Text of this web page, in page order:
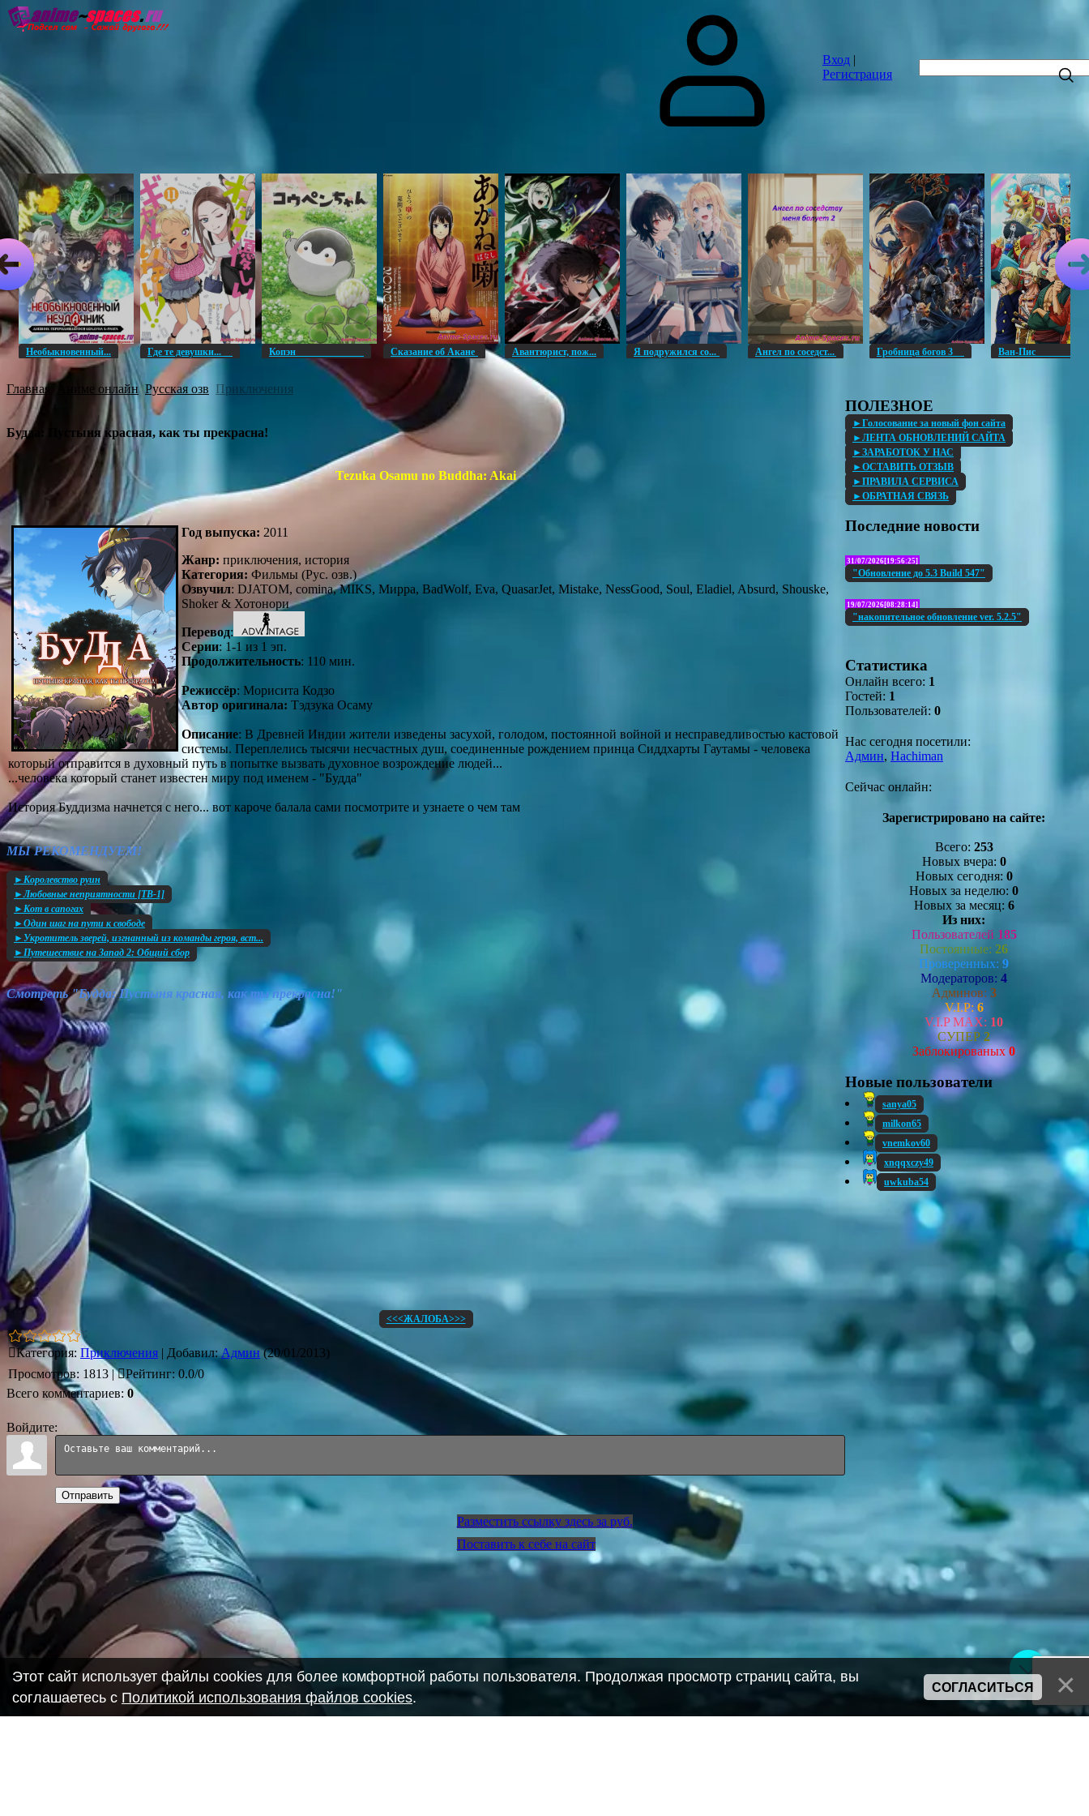
Вход |
Регистрация
Необыкновенный... Где те девушки... Копэн Сказание об Акане Авантюрист, пож... Я подружился со... Ангел по соседст... Гробница богов 3 Ван-
Главная Аниме онлайн Русская озв Приключения
Будда: Пустыня красная, как ты прекрасна!
Tezuka Osamu no Buddha: Akai
Год выпуска: 2011
Жанр: приключения, история
Категория: Фильмы (Рус. озв.)
Озвучил: DJATOM, comina, MIKS, Мирра, BadWolf, Eva, QuasarJet, Mistake, NessGood, Soul, Eladiel, Absurd, Shouske,
Shoker & Хотонори
Перевод:
Серии: 1-1 из 1 эп.
Продолжительность: 110 мин.
Режиссёр: Морисита Кодзо
Автор оригинала: Тэдзука Осаму
Описание: В Древней Индии жители изведены засухой, голодом, постоянной войной и несправедливостью кастовой
системы. Переплелись тысячи несчастных душ, соединенные рождением принца Сиддхарты Гаутамы - человека
который отправится в духовный путь в попытке вызвать духовное возрождение людей...
...человека который станет известен миру под именем - "Будда"
История Буддизма начнется с него... вот кароче балала сами посмотрите и узнаете о чем там
МЫ РЕКОМЕНДУЕМ!
►Королевство руин
►Любовные неприятности [ТВ-1]
►Кот в сапогах
►Один шаг на пути к свободе
►Укротитель зверей, изгнанный из команды героя, вст...
►Путешествие на Запад 2: Общий сбор
Смотреть "Будда: Пустыня красная, как ты прекрасна!"
<<<ЖАЛОБА>>>
Категория: Приключения | Добавил: Админ(20/01/2013)
Просмотров: 1813 | Рейтинг: 0.0/0
Всего комментариев: 0
Войдите:
Отправить
ПОЛЕЗНОЕ
►Голосование за новый фон сайта
►ЛЕНТА ОБНОВЛЕНИЙ САЙТА
►ЗАРАБОТОК У НАС
►ОСТАВИТЬ ОТЗЫВ
►ПРАВИЛА СЕРВИСА
►ОБРАТНАЯ СВЯЗЬ
Последние новости
31/07/2026[19:56:25]
"Обновление до 5.3 Build 547"
19/07/2026[08:28:14]
"накопительное обновление ver. 5.2.5"
Статистика
Онлайн всего: 1
Гостей: 1
Пользователей: 0
Нас сегодня посетили:
Админ, Hachiman
Сейчас онлайн:
Зарегистрировано на сайте:
Всего: 253
Новых вчера: 0
Новых сегодня: 0
Новых за неделю: 0
Новых за месяц: 6
Из них:
Пользователей 185
Постоянные: 26
Проверенных: 9
Модераторов: 4
Админов: 3
V.I.P: 6
V.I.P MAX: 10
СУПЕР 2
Заблокированых0
Новые пользователи
sanya05
milkon65
vnemkov60
xnqqxczy49
uwkuba54
Разместить ссылку здесь за руб.
Поставить к себе на сайт
Этот сайт использует файлы cookies для более комфортной работы пользователя. Продолжая просмотр страниц сайта, вы
соглашаетесь с Политикой использования файлов cookies.
СОГЛАСИТЬСЯ